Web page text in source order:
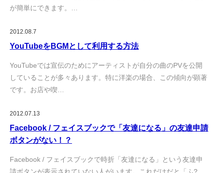
が簡単にできます。…
2012.08.7
YouTubeをBGMとして利用する方法
YouTubeでは宣伝のためにアーティストが自分の曲のPVを公開
していることが多々あります。特に洋楽の場合、この傾向が顕著
です。お店や喫…
2012.07.13
Facebook / フェイスブックで「友達になる」の友達申請
ボタンがない！？
Facebook / フェイスブックで時折「友達になる」という友達申